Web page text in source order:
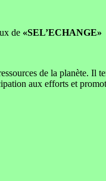
de «SEL’ECHANGE»
de la planète. Il
aux efforts et